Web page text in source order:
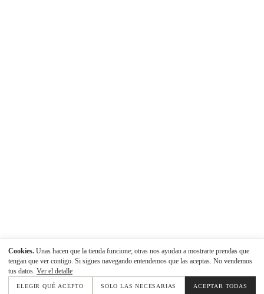
Cookies. Unas hacen que la tienda funcione; otras nos ayudan a mostrarte prendas que
tengan que ver contigo. Si sigues navegando entendemos que las aceptas. No vendemos
tus datos. Ver el detalle
ELEGIR QUÉ ACEPTO SOLO LAS NECESARIAS ACEPTAR TODAS